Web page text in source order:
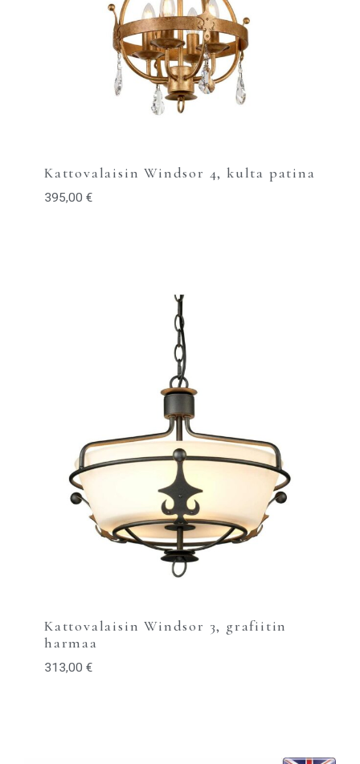
Kattovalaisin Windsor 4, kulta patina
395,00 €
Kattovalaisin Windsor 3, grafiitin
harmaa
313,00 €